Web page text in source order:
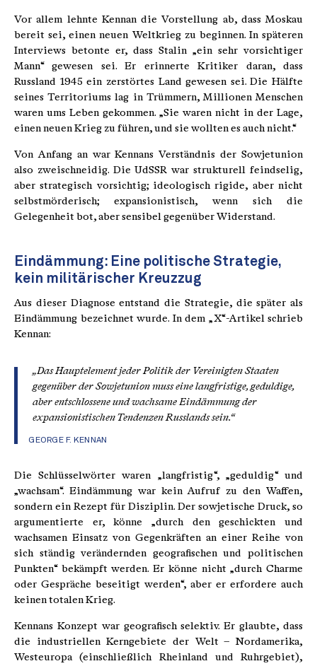
Vor allem lehnte Kennan die Vorstellung ab, dass Moskau
bereit sei, einen neuen Weltkrieg zu beginnen. In späteren
Interviews betonte er, dass Stalin „ein sehr vorsichtiger
Mann“ gewesen sei. Er erinnerte Kritiker daran, dass
Russland 1945 ein zerstörtes Land gewesen sei. Die Hälfte
seines Territoriums lag in Trümmern, Millionen Menschen
waren ums Leben gekommen. „Sie waren nicht in der Lage,
einen neuen Krieg zu führen, und sie wollten es auch nicht.“
Von Anfang an war Kennans Verständnis der Sowjetunion
also zweischneidig. Die UdSSR war strukturell feindselig,
aber strategisch vorsichtig; ideologisch rigide, aber nicht
selbstmörderisch; expansionistisch, wenn sich die
Gelegenheit bot, aber sensibel gegenüber Widerstand.
Eindämmung: Eine politische Strategie,
kein militärischer Kreuzzug
Aus dieser Diagnose entstand die Strategie, die später als
Eindämmung bezeichnet wurde. In dem „X“-Artikel schrieb
Kennan:
„Das Hauptelement jeder Politik der Vereinigten Staaten
gegenüber der Sowjetunion muss eine langfristige, geduldige,
aber entschlossene und wachsame Eindämmung der
expansionistischen Tendenzen Russlands sein.“
GEORGE F. KENNAN
Die Schlüsselwörter waren „langfristig“, „geduldig“ und
„wachsam“. Eindämmung war kein Aufruf zu den Waffen,
sondern ein Rezept für Disziplin. Der sowjetische Druck, so
argumentierte er, könne „durch den geschickten und
wachsamen Einsatz von Gegenkräften an einer Reihe von
sich ständig verändernden geografischen und politischen
Punkten“ bekämpft werden. Er könne nicht „durch Charme
oder Gespräche beseitigt werden“, aber er erfordere auch
keinen totalen Krieg.
Kennans Konzept war geografisch selektiv. Er glaubte, dass
die industriellen Kerngebiete der Welt – Nordamerika,
Westeuropa (einschließlich Rheinland und Ruhrgebiet),